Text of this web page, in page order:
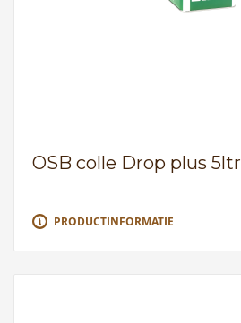
OSB colle Drop plus 5ltr
PRODUCTINFORMATIE